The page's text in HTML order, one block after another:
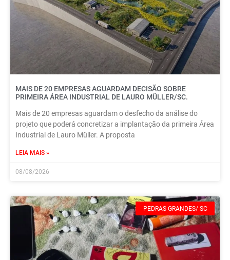
MAIS DE 20 EMPRESAS AGUARDAM DECISÃO SOBRE
PRIMEIRA ÁREA INDUSTRIAL DE LAURO MÜLLER/SC.
Mais de 20 empresas aguardam o desfecho da análise do
projeto que poderá concretizar a implantação da primeira Área
Industrial de Lauro Müller. A proposta
LEIA MAIS »
08/08/2026
PEDRAS GRANDES/ SC